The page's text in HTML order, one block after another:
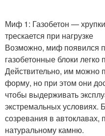
Миф 1: Газобетон —
трескается при нагрузке
Возможно, миф появился
газобетонные блоки
Действительно, им можно
форму, но при этом они
чтобы выдерживать
экстремальных
созревания в автоклавах,
натуральному камню.